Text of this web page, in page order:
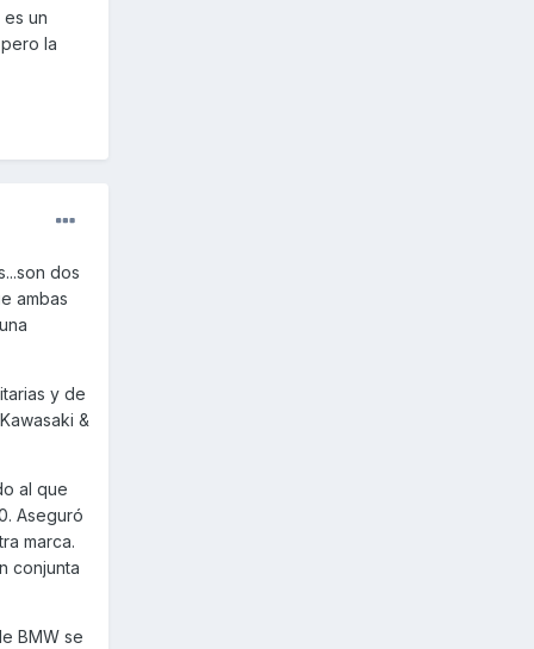
un
la
dos
ambas
y de
&
al que
Aseguró
marca.
conjunta
BMW se